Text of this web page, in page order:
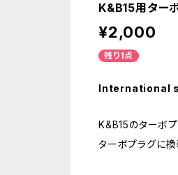
K&B15用ター
¥2,000
残り1点
International
K&B15のターボプ
ターボプラグに換